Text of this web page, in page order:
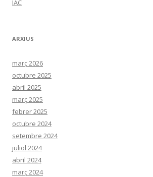
IAC
ARXIUS
març 2026
octubre 2025
abril 2025
març 2025
febrer 2025
octubre 2024
setembre 2024
juliol 2024
abril 2024
març 2024